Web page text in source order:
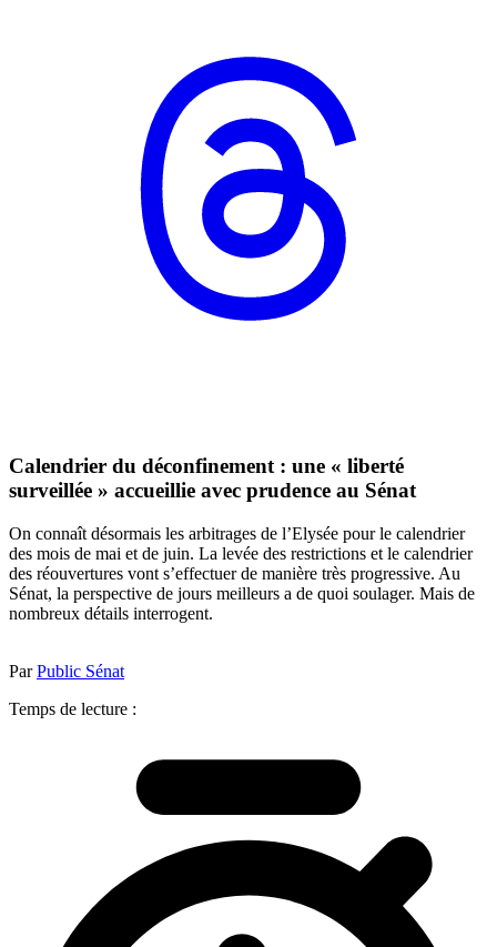
Calendrier du déconfinement : une « liberté
surveillée » accueillie avec prudence au Sénat
On connaît désormais les arbitrages de l’Elysée pour le calendrier
des mois de mai et de juin. La levée des restrictions et le calendrier
des réouvertures vont s’effectuer de manière très progressive. Au
Sénat, la perspective de jours meilleurs a de quoi soulager. Mais de
nombreux détails interrogent.
ParPublic Sénat
Temps de lecture :